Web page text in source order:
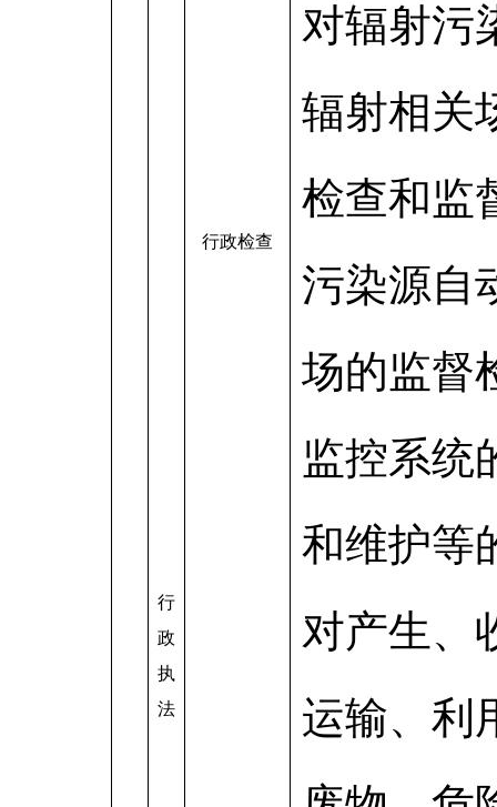
行
政
执
法
行政检查
对辐射污
辐射相关
检查和监
污染源自
场的监督
监控系统
和维护等
对产生、
运输、利